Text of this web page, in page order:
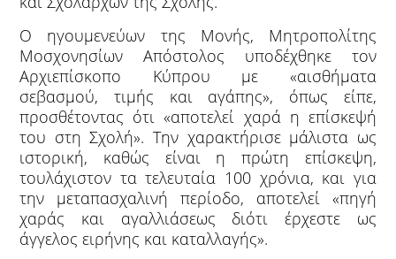
Ο ηγουμενεύων της Μονής, Μητροπολίτης
Μοσχονησίων Απόστολος υποδέχθηκε τον
Αρχιεπίσκοπο Κύπρου με «αισθήματα
σεβασμού, τιμής και αγάπης», όπως είπε,
προσθέτοντας ότι «αποτελεί χαρά η επίσκεψή
του στη Σχολή». Την χαρακτήρισε μάλιστα ως
ιστορική, καθώς είναι η πρώτη επίσκεψη,
τουλάχιστον τα τελευταία 100 χρόνια, και για
την μεταπασχαλινή περίοδο, αποτελεί «πηγή
χαράς και αγαλλιάσεως διότι έρχεστε ως
άγγελος ειρήνης και καταλλαγής».